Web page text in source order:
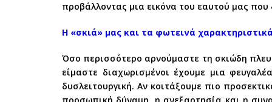
προβάλλοντας μια εικόνα του εαυτού μας που
Η «σκιά» μας και τα φωτεινά
Όσο περισσότερο αρνούμαστε τη σκιώδη
είμαστε διαχωρισμένοι έχουμε μια
δυσλειτουργική. Αν κοιτάξουμε πιο